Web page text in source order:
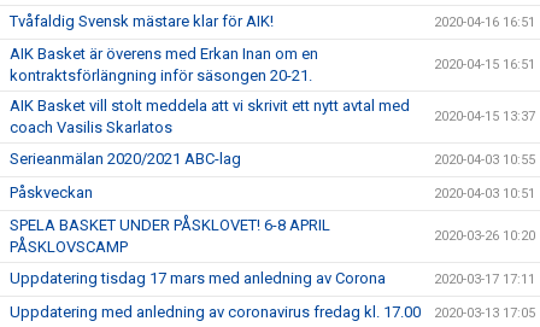
Tvåfaldig Svensk mästare klar för AIK! 2020-04-16 16:51
AIK Basket är överens med Erkan Inan om en
kontraktsförlängning inför säsongen 20-21.
2020-04-15 16:51
AIK Basket vill stolt meddela att vi skrivit ett nytt avtal med
coach Vasilis Skarlatos
2020-04-15 13:37
Serieanmälan 2020/2021 ABC-lag 2020-04-03 10:55
Påskveckan 2020-04-03 10:51
SPELA BASKET UNDER PÅSKLOVET! 6-8 APRIL
PÅSKLOVSCAMP
2020-03-26 10:20
Uppdatering tisdag 17 mars med anledning av Corona 2020-03-17 17:11
Uppdatering med anledning av coronavirus fredag kl. 17.00 2020-03-13 17:05